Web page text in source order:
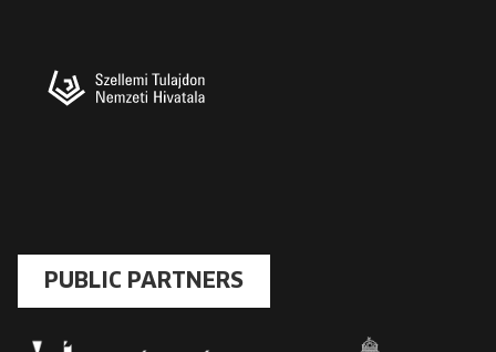
PUBLIC PARTNERS